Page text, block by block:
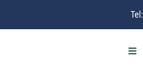
Tel: